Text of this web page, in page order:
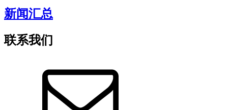
新闻汇总
联系我们